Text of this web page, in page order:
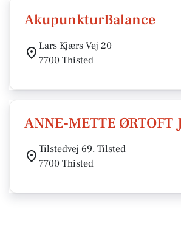
AkupunkturBalance
Lars Kjærs Vej 20
7700 Thisted
ANNE-METTE ØRTOFT
Tilstedvej 69, Tilsted
7700 Thisted